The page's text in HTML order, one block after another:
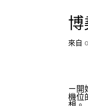
來自
ㄧ開
機位